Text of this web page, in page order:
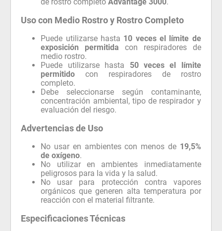
Uso con Medio Rostro y Rostro Completo
Puede utilizarse hasta 10 veces el límite de
exposición permitida con respiradores de
medio rostro.
Puede utilizarse hasta 50 veces el límite
permitido con respiradores de rostro
completo.
Debe seleccionarse según contaminante,
concentración ambiental, tipo de respirador y
evaluación del riesgo.
Advertencias de Uso
No usar en ambientes con menos de 19,5%
de oxígeno.
No utilizar en ambientes inmediatamente
peligrosos para la vida y la salud.
No usar para protección contra vapores
orgánicos que generen alta temperatura por
reacción con el material filtrante.
Especificaciones Técnicas